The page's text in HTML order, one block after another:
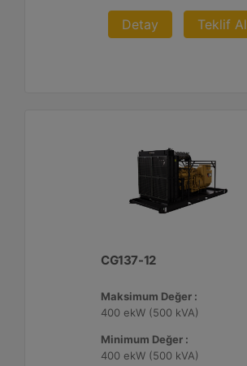
Detay Teklif Al
CG137-12
Maksimum Değer :
400 ekW (500 kVA)
Minimum Değer :
400 ekW (500 kVA)